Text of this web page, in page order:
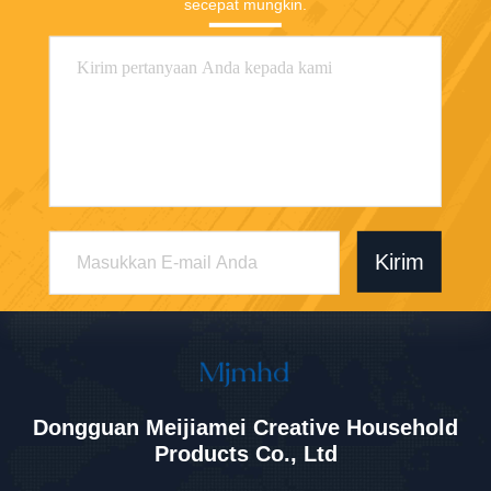
secepat mungkin.
Kirim
Dongguan Meijiamei Creative Household
Products Co., Ltd